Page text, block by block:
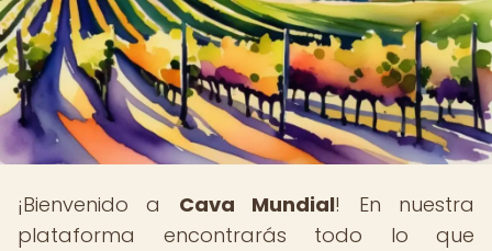
¡Bienvenido a Cava Mundial! En nuestra
plataforma encontrarás todo lo que